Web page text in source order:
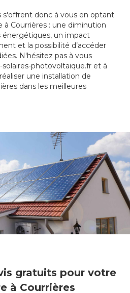
s'offrent donc à vous en optant
à Courrières : une diminution
énergétiques, un impact
et la possibilité d’accéder
N'hésitez pas à vous
photovoltaique.fr et à
une installation de
dans les meilleures
gratuits pour votre
à Courrières